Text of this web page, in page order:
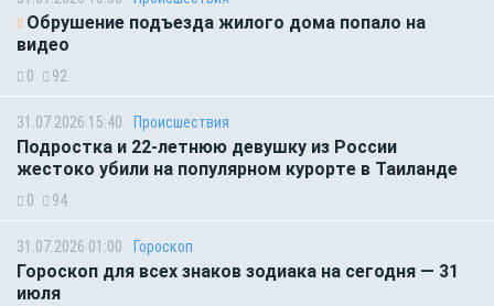
Обрушение подъезда жилого дома попало на
видео
0 92
31.07.2026 15:40 Происшествия
Подростка и 22-летнюю девушку из России
жестоко убили на популярном курорте в Таиланде
0 94
31.07.2026 01:00 Гороскоп
Гороскоп для всех знаков зодиака на сегодня — 31
июля